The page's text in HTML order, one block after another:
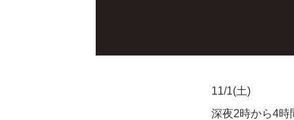
11/1(土)
深夜2時から4時